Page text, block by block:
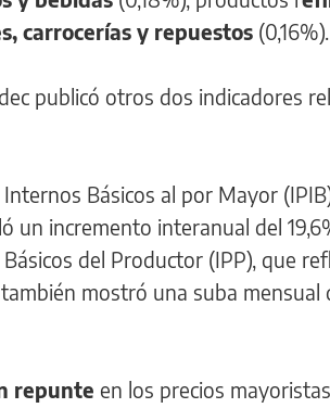
carrocerías y repuestos (0,16%).
publicó otros dos indicadores
Básicos al por Mayor
un incremento interanual del
del Productor (IPP), que
mostró una suba mensual
repunte en los precios